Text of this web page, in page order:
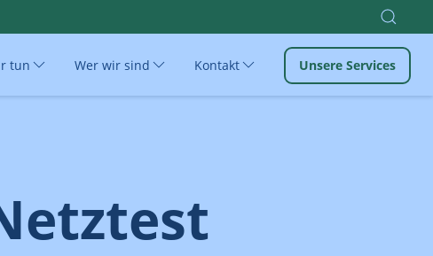
tun Wer wir sind Kontakt Unsere Services